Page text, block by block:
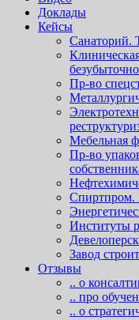
Доклады
Кейсы
Санаторий.
Пр-во
Мебельная
Пр-во
Спиртпром.
Институты
Завод
Отзывы
.. о
.. про
.. о